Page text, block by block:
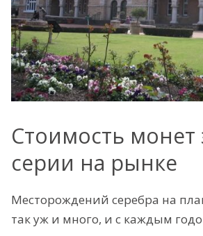
Стоимость монет
серии на рынке
Месторождений серебра на
так уж и много, и с каждым